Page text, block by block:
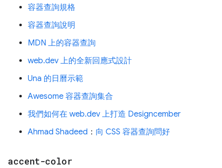
容器查詢規格
容器查詢說明
MDN 上的容器查詢
web.dev 上的全新回應式設計
Una 的日曆示範
Awesome 容器查詢集合
我們如何在 web.dev 上打造 Designcember
Ahmad Shadeed ： 向 CSS 容器查詢問好
accent-color